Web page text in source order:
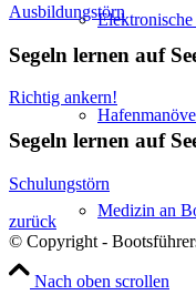
Medizin an
Ausbildungstörn
Segeln lernen auf
Richtig ankern!
Segeln lernen auf
Schulungstörn
zurück
© Copyright -
Nach oben scrollen